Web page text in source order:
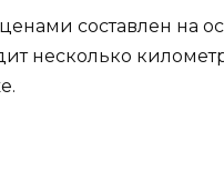
составлен на
несколько